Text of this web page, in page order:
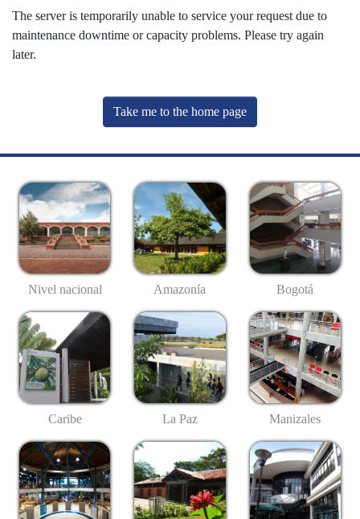
The server is temporarily unable to service your request due to
maintenance downtime or capacity problems. Please try again
later.
Take me to the home page
Nivel nacional Amazonía Bogotá
Caribe La Paz Manizales